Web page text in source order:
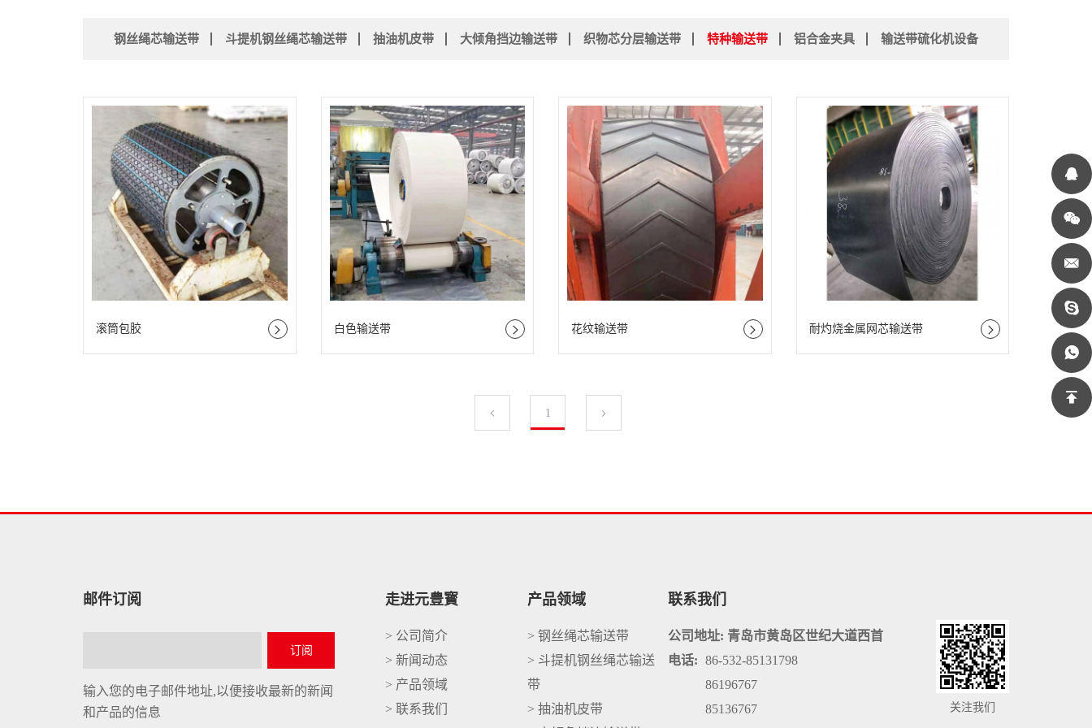
钢丝绳芯输送带 斗提机钢丝绳芯输送带 抽油机皮带 大倾角挡边输送带 织物芯分层输送带 特种输送带 铝合金夹具 输送带硫化机设备
滚筒包胶 白色输送带 花纹输送带 耐灼烧金属网芯输送带
1
邮件订阅
订阅
输入您的电子邮件地址,以便接收最新的新闻
和产品的信息
走进元豊寳
> 公司简介
> 新闻动态
> 产品领域
> 联系我们
产品领域
> 钢丝绳芯输送带
> 斗提机钢丝绳芯输送
带
> 抽油机皮带
联系我们
公司地址: 青岛市黄岛区世纪大道西首
电话: 86-532-85131798
86196767
85136767
关注我们